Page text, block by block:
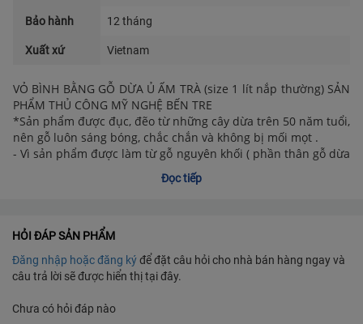
Bảo hành 12 tháng
Xuất xứ Vietnam
VỎ BÌNH BẰNG GỖ DỪA Ủ ẤM TRÀ (size 1 lít nắp thường) SẢN
PHẨM THỦ CÔNG MỸ NGHỆ BẾN TRE
*Sản phẩm được đục, đẽo từ những cây dừa trên 50 năm tuổi,
nên gỗ luôn sáng bóng, chắc chắn và không bị mối mọt .
- Vì sản phẩm được làm từ gỗ nguyên khối ( phần thân gỗ dừa
già) của cây dừa, thân phải to nên sản phẩm sản xuất với số
lượng hạn chế, ko có nhiều, thường được xuất khẩu để bán
đục, đẽo, tạo hình hoàn toàn bằng thủ công trong nhiều ngày,
sau đó còn phải đem phơi nắng 3-4 ngày rùi đánh bóng mới
hoàn thiện sản phẩm.
*Mô tả đặc trưng gỗ dừa:
Gỗ Dừa ( gỗ già) có màu nâu hoặc nâu đậm , sớ dầm dừa bên
trong gỗ nâu đen cứng, dầy đặc xen lẫn nhau . Sản phẩm có
Đọc tiếp
HỎI ĐÁP SẢN PHẨM
Đăng nhập hoặc đăng kýđể đặt câu hỏi cho nhà bán hàng ngay và
câu trả lời sẽ được hiển thị tại đây.
Chưa có hỏi đáp nào